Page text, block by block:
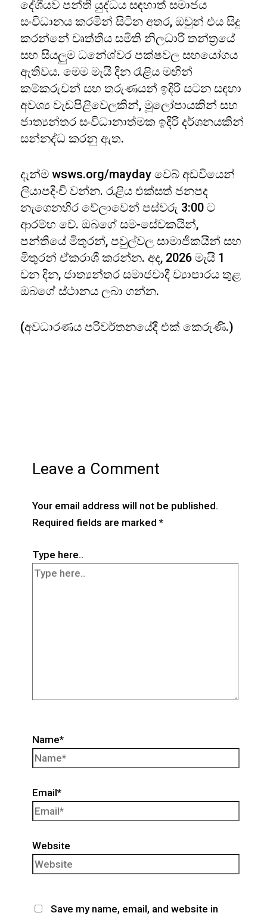
දේශීයව පන්ති යුද්ධය සඳහාත් සමාජය
සංවිධානය කරමින් සිටින අතර, ඔවුන් එය සිදු
කරන්නේ වෘත්තීය සමිති නිලධාරි තන්ත්‍රයේ
සහ සියලුම ධනේශ්වර පක්ෂවල සහයෝගය
ඇතිවය. මෙම මැයි දින රැළිය මඟින්
කම්කරුවන් සහ තරුණයන් ඉදිරි සටන සඳහා
අවශ්‍ය වැඩපිළිවෙලකින්, මූලෝපායකින් සහ
ජාත්‍යන්තර සංවිධානාත්මක ඉදිරි දර්ශනයකින්
සන්නද්ධ කරනු ඇත.
දැන්ම wsws.org/mayday වෙබ් අඩවියෙන්
ලියාපදිංචි වන්න. රැළිය එක්සත් ජනපද
නැගෙනහිර වේලාවෙන් පස්වරු 3:00 ට
ආරම්භ වේ. ඔබගේ සම-සේවකයින්,
පන්තියේ මිතුරන්, පවුල්වල සාමාජිකයින් සහ
මිතුරන් ඒකරාශී කරන්න. අද, 2026 මැයි 1
වන දින, ජාත්‍යන්තර සමාජවාදී ව්‍යාපාරය තුළ
ඔබගේ ස්ථානය ලබා ගන්න.
(අවධාරණය පරිවර්තනයේදී එක් කෙරුණි.)
Leave a Comment
Your email address will not be published.
Required fields are marked *
Type here..
Name*
Email*
Website
Save my name, email, and website in